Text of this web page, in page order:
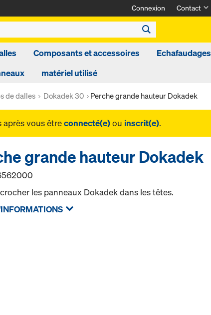
Connexion Contact
Composants et accessoires Echafaudages
matériel utilisé
de dalles Dokadek 30 Perche grande hauteur Dokadek
vous êtreconnecté(e)ou inscrit(e).
grande hauteur Dokadek
les panneaux Dokadek dans les têtes.